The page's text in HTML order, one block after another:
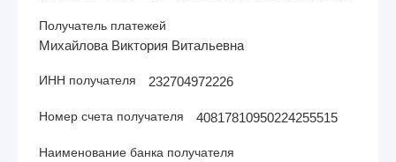
Получатель платежей
Михайлова Виктория Витальевна
ИНН получателя 232704972226
Номер счета получателя 40817810950224255515
Наименование банка получателя